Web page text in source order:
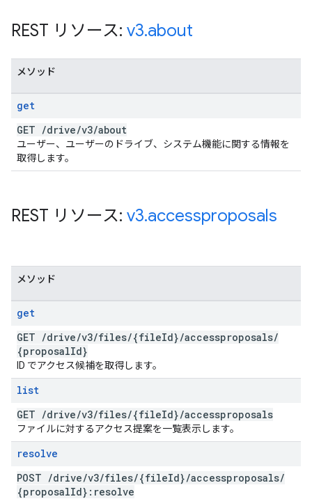
REST リソース: v3.about
メソッド
get
GET /drive/v3/about
ユーザー、ユーザーのドライブ、システム機能に関する情報を
取得します。
REST リソース: v3.accessproposals
メソッド
get
GET /drive/v3/files/{fileId}/accessproposals/
{proposalId}
ID でアクセス候補を取得します。
list
GET /drive/v3/files/{fileId}/accessproposals
ファイルに対するアクセス提案を一覧表示します。
resolve
POST /drive/v3/files/{fileId}/accessproposals/
{proposalId}:resolve